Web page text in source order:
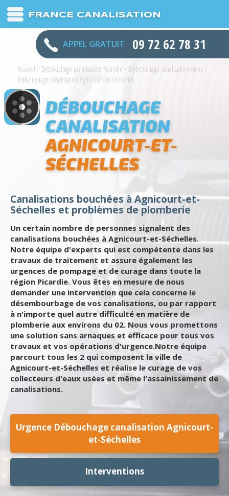
FRANCE CANALISATION
APPEL GRATUIT 09 72 62 78 31
Accueil / Débouchage canalisation Picardie / Débouchage canalisation Aisne /
Débouchage canalisation Agnicourt-et-Séchelles
DÉBOUCHAGE
CANALISATION
AGNICOURT-ET-
SÉCHELLES
Canalisations bouchées à Agnicourt-et-
Séchelles et problèmes de plomberie
Un certain nombre de personnes signalent des
canalisations bouchées à Agnicourt-et-Séchelles.
Notre équipe d'experts qui est compétente dans les
travaux de traitement et assure également les
urgences de pompage et de curage dans toute la
région Picardie. Vous êtes en mesure de nous
demander une intervention que cela concerne le
désembourbage de vos canalisations, ou par rapport
à n'importe quel autre difficulté en matière de
plomberie aux environs du 02. Nous vous promettons
une solution sans arnaques et efficace pour tous vos
travaux et vos opérations d'urgence.Notre équipe
parcourt tous les 2 qui composent la ville de
Agnicourt-et-Séchelles et réalise le curage de vos
collecteurs d'eaux usées et même l'assainissement de
canalisations.
Urgence Débouchage canalisation Agnicourt-
et-Séchelles
Interventions